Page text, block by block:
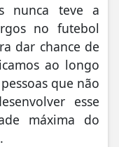
nunca teve a
no futebol
dar chance de
ao longo
que não
esse
máxima do